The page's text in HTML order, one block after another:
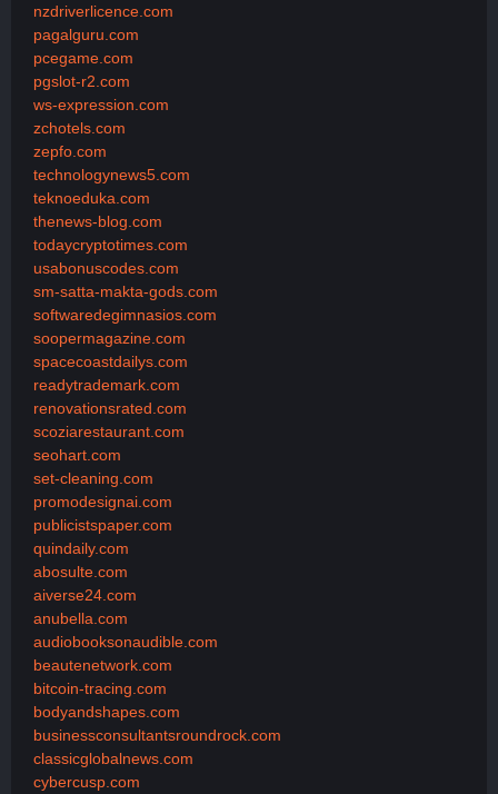
nzdriverlicence.com
pagalguru.com
pcegame.com
pgslot-r2.com
ws-expression.com
zchotels.com
zepfo.com
technologynews5.com
teknoeduka.com
thenews-blog.com
todaycryptotimes.com
usabonuscodes.com
sm-satta-makta-gods.com
softwaredegimnasios.com
soopermagazine.com
spacecoastdailys.com
readytrademark.com
renovationsrated.com
scoziarestaurant.com
seohart.com
set-cleaning.com
promodesignai.com
publicistspaper.com
quindaily.com
abosulte.com
aiverse24.com
anubella.com
audiobooksonaudible.com
beautenetwork.com
bitcoin-tracing.com
bodyandshapes.com
businessconsultantsroundrock.com
classicglobalnews.com
cybercusp.com